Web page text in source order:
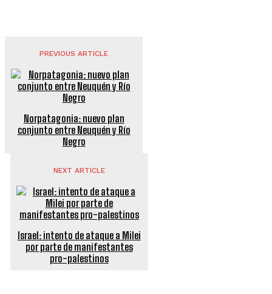
PREVIOUS ARTICLE
Norpatagonia: nuevo plan
conjunto entre Neuquén y Río
Negro
NEXT ARTICLE
Israel: intento de ataque a Milei
por parte de manifestantes
pro-palestinos